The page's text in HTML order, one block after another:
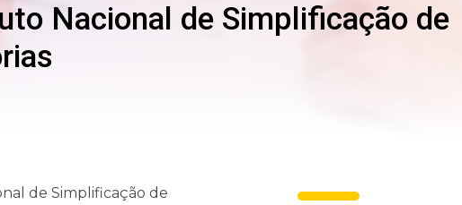
Nacional de Simplificação de
de Simplificação de